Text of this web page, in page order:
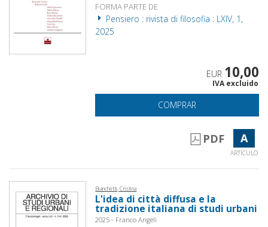
FORMA PARTE DE
Pensiero : rivista di filosofia : LXIV, 1,
2025
EUR 10,00
IVA excluido
COMPRAR
PDF A
ARTÍCULO
Bianchetti, Cristina
L'idea di città diffusa e la
tradizione italiana di studi urbani
2025 - Franco Angeli